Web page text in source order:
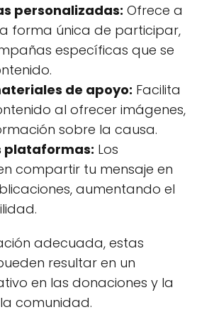
personalizadas: Ofrece a
forma única de participar,
específicas que se
de apoyo: Facilita
al ofrecer imágenes,
sobre la causa.
plataformas: Los
compartir tu mensaje en
aumentando el
adecuada, estas
resultar en un
en las donaciones y la
comunidad.